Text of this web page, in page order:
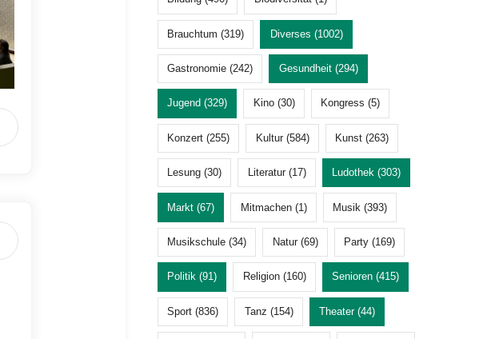
Brauchtum (319) Diverses (1002)
Gastronomie (242) Gesundheit (294)
Jugend (329) Kino (30) Kongress (5)
Konzert (255) Kultur (584) Kunst (263)
Lesung (30) Literatur (17) Ludothek (303)
Markt (67) Mitmachen (1) Musik (393)
Musikschule (34) Natur (69) Party (169)
Politik (91) Religion (160) Senioren (415)
Sport (836) Tanz (154) Theater (44)